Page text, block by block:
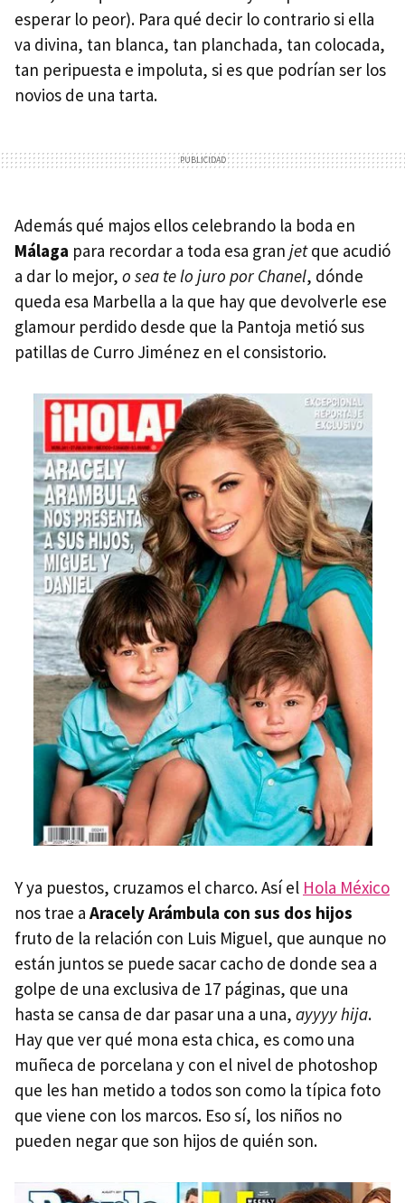
esperar lo peor). Para qué decir lo contrario si ella
va divina, tan blanca, tan planchada, tan colocada,
tan peripuesta e impoluta, si es que podrían ser los
novios de una tarta.
Además qué majos ellos celebrando la boda en
Málaga para recordar a toda esa gran jetque acudió
a dar lo mejor, o sea te lo juro por Chanel, dónde
queda esa Marbella a la que hay que devolverle ese
glamour perdido desde que la Pantoja metió sus
patillas de Curro Jiménez en el consistorio.
Y ya puestos, cruzamos el charco. Así el Hola México
nos trae a Aracely Arámbula con sus dos hijos
fruto de la relación con Luis Miguel, que aunque no
están juntos se puede sacar cacho de donde sea a
golpe de una exclusiva de 17 páginas, que una
hasta se cansa de dar pasar una a una, ayyyy hija.
Hay que ver qué mona esta chica, es como una
muñeca de porcelana y con el nivel de photoshop
que les han metido a todos son como la típica foto
que viene con los marcos. Eso sí, los niños no
pueden negar que son hijos de quién son.